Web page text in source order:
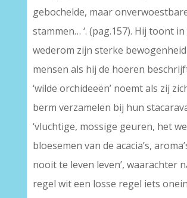
gebochelde, maar
stammen… ‘. (pag.157). Hij toont
wederom zijn sterke
mensen als hij de hoeren
‘wilde orchideeën’ noemt als zij
berm verzamelen bij hun
‘vluchtige, mossige geuren, het
bloesemen van de acacia’s,
nooit te leven leven’, waarachter
regel wit een losse regel iets